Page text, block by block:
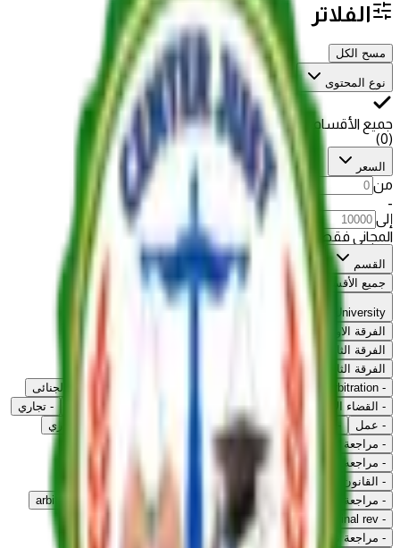
الفلاتر
مسح الكل
نوع المحتوى
جميع الأقسام
(
0
)
السعر
من
-
إلى
المجاني فقط
القسم
جميع الأقسام
Cairo University
الفرقة الاولى
الفرقة الثانية
الفرقة الثالثة
-
Arbitration
القانون الجنائى
- القضاء الادارى قانون المرافعات - تجاري
- عمل - دولي خاص -
Public Finance
مراجعة القانون التجاري
- مراجعة نهائية دولي خاص
- مراجعه نهائية مدني تالتة
مراجعه المواريث
- القانون الجنائي الفرقة التالتة
محاضرات تجربة ثالثة
- مراجعة نهائية مرافعات business final Rev
arbitration final rev
-
Admin judiciary final rev
- مراجعة نهائية جنائي تالتة -
Public Finance fin rev